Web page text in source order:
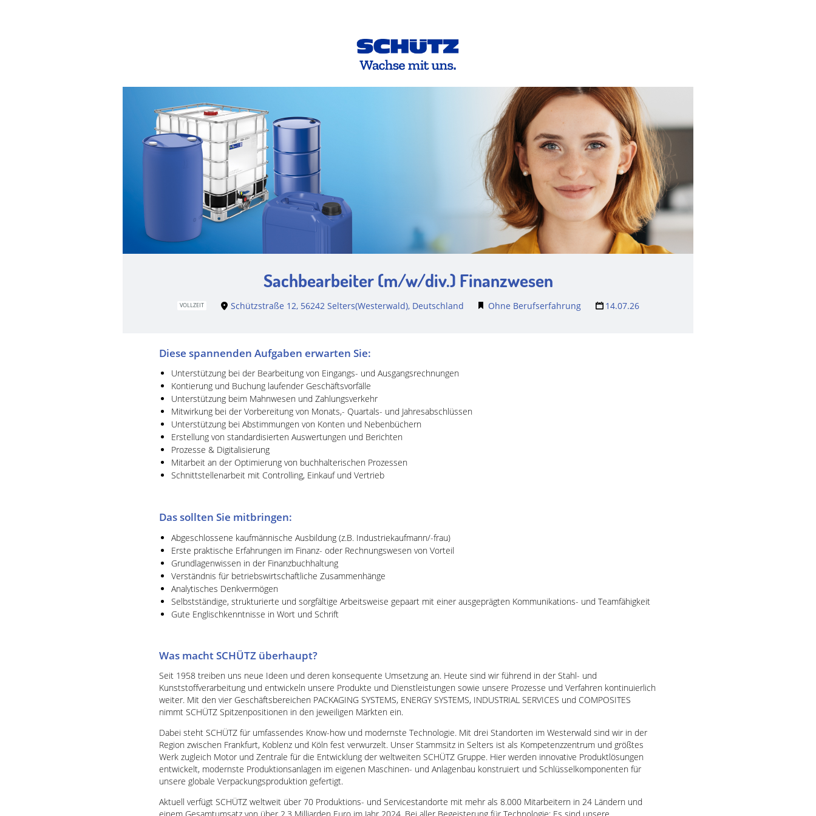
Sachbearbeiter (m/w/div.) Finanzwesen
VOLLZEIT Schützstraße 12, 56242 Selters(Westerwald), Deutschland Ohne Berufserfahrung 14.07.26
Diese spannenden Aufgaben erwarten Sie:
Unterstützung bei der Bearbeitung von Eingangs- und Ausgangsrechnungen
Kontierung und Buchung laufender Geschäftsvorfälle
Unterstützung beim Mahnwesen und Zahlungsverkehr
Mitwirkung bei der Vorbereitung von Monats,- Quartals- und Jahresabschlüssen
Unterstützung bei Abstimmungen von Konten und Nebenbüchern
Erstellung von standardisierten Auswertungen und Berichten
Prozesse & Digitalisierung
Mitarbeit an der Optimierung von buchhalterischen Prozessen
Schnittstellenarbeit mit Controlling, Einkauf und Vertrieb
Das sollten Sie mitbringen:
Abgeschlossene kaufmännische Ausbildung (z.B. Industriekaufmann/-frau)
Erste praktische Erfahrungen im Finanz- oder Rechnungswesen von Vorteil
Grundlagenwissen in der Finanzbuchhaltung
Verständnis für betriebswirtschaftliche Zusammenhänge
Analytisches Denkvermögen
Selbstständige, strukturierte und sorgfältige Arbeitsweise gepaart mit einer ausgeprägten Kommunikations- und Teamfähigkeit
Gute Englischkenntnisse in Wort und Schrift
Was macht SCHÜTZ überhaupt?
Seit 1958 treiben uns neue Ideen und deren konsequente Umsetzung an. Heute sind wir führend in der Stahl- und
Kunststoffverarbeitung und entwickeln unsere Produkte und Dienstleistungen sowie unsere Prozesse und Verfahren kontinuierlich
weiter. Mit den vier Geschäftsbereichen PACKAGING SYSTEMS, ENERGY SYSTEMS, INDUSTRIAL SERVICES und COMPOSITES
nimmt SCHÜTZ Spitzenpositionen in den jeweiligen Märkten ein.
Dabei steht SCHÜTZ für umfassendes Know-how und modernste Technologie. Mit drei Standorten im Westerwald sind wir in der
Region zwischen Frankfurt, Koblenz und Köln fest verwurzelt. Unser Stammsitz in Selters ist als Kompetenzzentrum und größtes
Werk zugleich Motor und Zentrale für die Entwicklung der weltweiten SCHÜTZ Gruppe. Hier werden innovative Produktlösungen
entwickelt, modernste Produktionsanlagen im eigenen Maschinen- und Anlagenbau konstruiert und Schlüsselkomponenten für
unsere globale Verpackungsproduktion gefertigt.
Aktuell verfügt SCHÜTZ weltweit über 70 Produktions- und Servicestandorte mit mehr als 8.000 Mitarbeitern in 24 Ländern und